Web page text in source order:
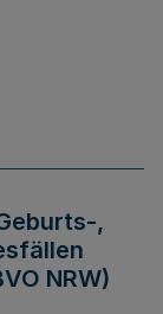
,
NRW)